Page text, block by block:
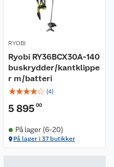
RYOBI
Ryobi RY36BCX30A-140
buskrydder/kantklippe
r m/batteri
☆☆☆☆☆ (4)
5 895 00
På lager (6-20)
På lager i 37 butikker